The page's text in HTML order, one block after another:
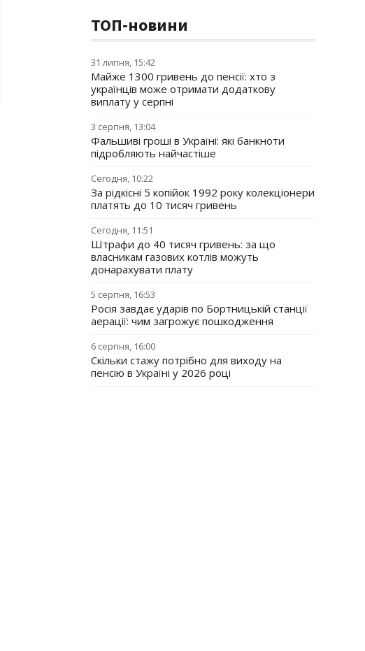
ТОП-новини
31 липня, 15:42
Майже 1300 гривень до пенсії: хто з
українців може отримати додаткову
виплату у серпні
3 серпня, 13:04
Фальшиві гроші в Україні: які банкноти
підробляють найчастіше
Сегодня, 10:22
За рідкісні 5 копійок 1992 року колекціонери
платять до 10 тисяч гривень
Сегодня, 11:51
Штрафи до 40 тисяч гривень: за що
власникам газових котлів можуть
донарахувати плату
5 серпня, 16:53
Росія завдає ударів по Бортницькій станції
аерації: чим загрожує пошкодження
6 серпня, 16:00
Скільки стажу потрібно для виходу на
пенсію в Україні у 2026 році